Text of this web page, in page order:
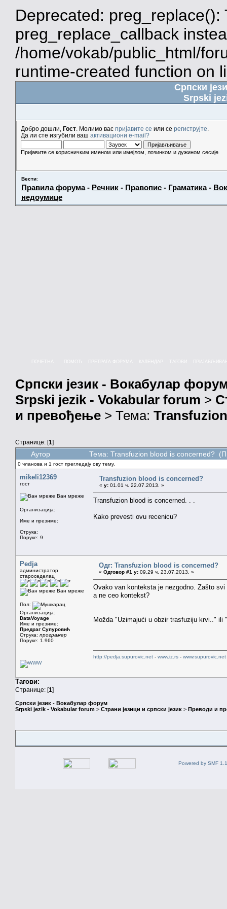
Deprecated:
preg_replace_callback
/home/vokab/public_html/
runtime-created function on
Српски
Srpski
Добро дошли, Гост . Молимо вас пријавите се или се региструјте
Да ли сте изгубили ваш активациони e-mail?
Пријавите се корисничким именом или имејлом, лозинком и дужином сесије
Вести:
Правила форума- Речник - Правопис - Граматика-
недоумице
КАЛЕНДАР
Српски језик - Вокабулар
Srpski jezik - Vokabular forum >
и превођење > Тема:
Странице: [1]
Аутор Тема: Transfuzion blood is concerned?
0 чланова и 1 гост прегледају ову тему.
mikeli12369
гост
Ван мреже
Организација:
Име и презиме:
Струка:
Поруке: 9
Transfuzion blood is concerned?
« у: 01.01 ч. 22.07.2013. »
Transfuzion blood is concerned. . .
Kako prevesti ovu recenicu?
Pedja
администратор
староседелац
Ван мреже
Пол:
Организација:
DataVoyage
Име и презиме:
Предраг Супуровић
Струка: програмер
Поруке: 1.960
Одг: Transfuzion blood is concerned?
« Одговор #1 у: 09.29 ч. 23.07.2013. »
Ovako van konteksta je nezgodno. Zašto
a ne ceo kontekst?
Možda "Uzimajući u obzir trasfuziju krvi.."
http://pedja.supurovic.net - www.iz.rs - www.supurovic.net
Тагови:
Странице: [1]
Српски језик - Вокабулар форум
Srpski jezik - Vokabular forum > Страни језици и српски језик > Преводи и
Powered by SMF